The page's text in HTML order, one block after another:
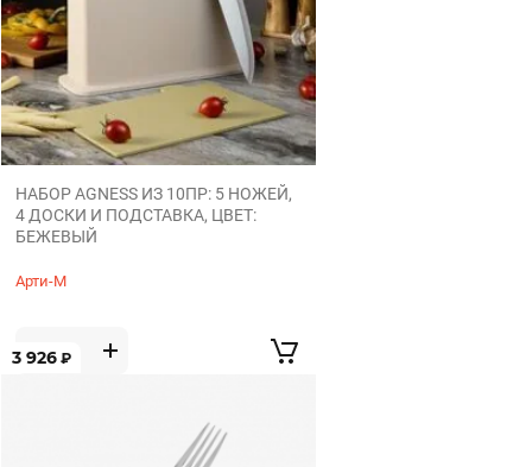
НАБОР AGNESS ИЗ 10ПР: 5 НОЖЕЙ,
4 ДОСКИ И ПОДСТАВКА, ЦВЕТ:
БЕЖЕВЫЙ
Арти-М
3 926 ₽